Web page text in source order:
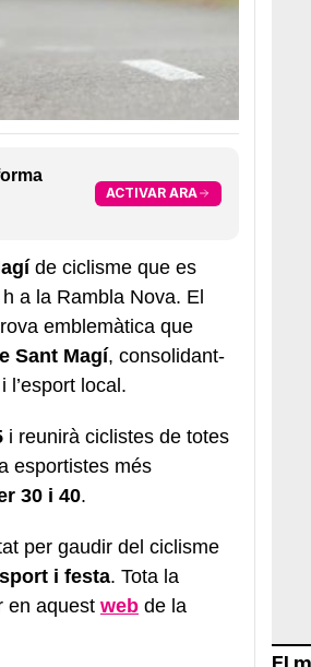
ACTIVAR ARA
de ciclisme que es
a la Rambla Nova. El
emblemàtica que
Sant Magí, consolidant-
local.
i reunirà ciclistes de totes
esportistes més
30 i 40.
per gaudir del ciclisme
i festa. Tota la
en aquest web de la